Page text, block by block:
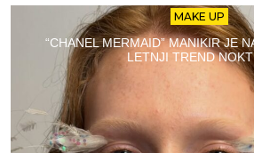
MAKE UP
“CHANEL MERMAID” MANIKIR JE
LETNJI TREND